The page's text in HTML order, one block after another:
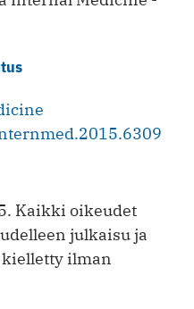
Kaikki oikeudet
julkaisu ja
ilman